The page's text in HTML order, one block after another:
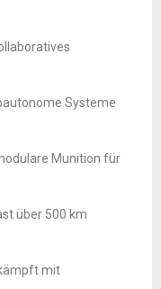
Systeme
Munition für
über 500 km
mit